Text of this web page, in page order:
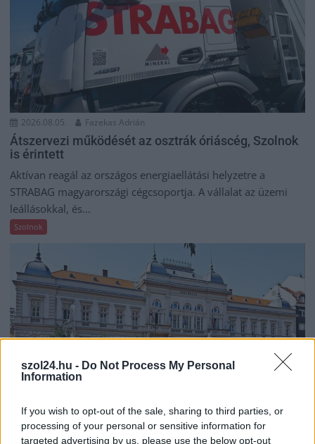
szol24.hu - Do Not Process My Personal
Information
If you wish to opt-out of the sale, sharing to third parties, or
processing of your personal or sensitive information for
targeted advertising by us, please use the below opt-out
2026.08.05. Fazekas Adrián
Átszervezi működését az osztrák óriáscég, Szolnok
is érintett
Aktívan reagál az országos energiaellátási helyzetre a
STRABAG magyarországi cégcsoportja. A vállalat az üzemi
leállásokkal, és...
Szolnok